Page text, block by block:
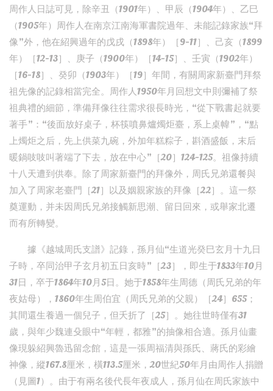
周作人日誌可見，除辛丑（1901年）、甲辰（1904年）、乙巳
（1905年）周作人在南京江南海軍書院過年、未能記錄家族“拜
像”外，他在紹興過年的戊戌（1898年）［9-11］、己亥（1899
年）［12-13］、庚子（1900年）［14-15］、壬寅（1902年）
［16-18］、癸卯（1903年）［19］年間，有關周家新臺門拜祭
祖先像的記錄相當完全。周作人1950年月回想文中則彌補了祭
祖典禮的細節，準備拜像往往需求很長時光，“從下戰書起就要
著手”：“後面放好桌子，杯筷噴鼻爐燭炬臺，系上桌幃”，“點
上燭炬之后，先上供菜九碗，外加年糕粽子，斟酒盛飯，末后
暖鍋吱吱叫著端了下去，放在中心”［20］124-125。祖像持續
十八天遭到供奉。除了周家新臺門的拜像外，周氏兄弟還餐與
加入了周家老臺門［21］以及姻親家族的拜像［22］。這一祭
奠運動，并未因周氏兄弟接觸新思潮、留日回來，或舉家北遷
而有所轉變。
據《越城周氏支譜》記錄，孫月仙“生道光癸巳玄月十九日
子時，卒同治甲子玄月初五日亥時”［23］，即生于1833年10月
31日，卒于1864年10月5日。她于1858年生周德（周氏兄弟的年
夜姑母），1860年生周伯宜（周氏兄弟的父親）［24］655；
其間還生養過一個兒子，但夭折了［25］。她往世時僅有31
歲，與年少魏連殳眼中“年輕，都雅”的抽像相合適。孫月仙畫
像現躲紹興魯迅留念館，這是一張周福清與孫氏、蔣氏的彩繪
神像，縱167.8厘米，橫113.5厘米，20世紀50年月由周作人捐贈
（見圖1）。由于有兩名後代長年夜成人，孫月仙在周氏家族中